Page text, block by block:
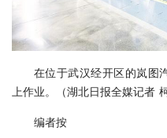
在位于武汉经开区的岚图
上作业。（湖北日报全媒记者
编者按